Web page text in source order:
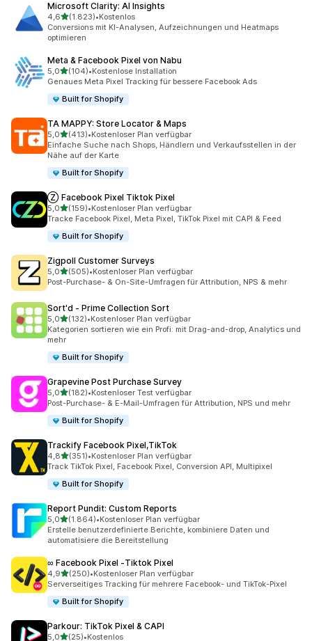
Microsoft Clarity: AI Insights
4,6von 5 Sternen
(1.823)
1823 Rezensionen insgesamt
•Kostenlos
Conversions mit KI-Analysen, Aufzeichnungen und Heatmaps
optimieren
Meta & Facebook Pixel von Nabu
5,0von 5 Sternen
(104)
104 Rezensionen insgesamt
•Kostenlose Installation
Genaues Meta Pixel Tracking für bessere Facebook Ads
Built for Shopify
TA MAPPY: Store Locator & Maps
5,0von 5 Sternen
(413)
413 Rezensionen insgesamt
•Kostenloser Plan verfügbar
Einfache Suche nach Shops, Händlern und Verkaufsstellen in der
Nähe auf der Karte
Built for Shopify
Ⓩ Facebook Pixel Tiktok Pixel
5,0von 5 Sternen
(159)
159 Rezensionen insgesamt
•Kostenloser Plan verfügbar
Tracke Facebook Pixel, Meta Pixel, TikTok Pixel mit CAPI & Feed
Built for Shopify
Zigpoll Customer Surveys
5,0von 5 Sternen
(505)
505 Rezensionen insgesamt
•Kostenloser Plan verfügbar
Post-Purchase- & On-Site-Umfragen für Attribution, NPS & mehr
Sort'd ‑ Prime Collection Sort
5,0von 5 Sternen
(132)
132 Rezensionen insgesamt
•Kostenloser Plan verfügbar
Kategorien sortieren wie ein Profi: mit Drag-and-drop, Analytics und
mehr
Built for Shopify
Grapevine Post Purchase Survey
5,0von 5 Sternen
(182)
182 Rezensionen insgesamt
•Kostenloser Test verfügbar
Post-Purchase- & E-Mail-Umfragen für Attribution, NPS und mehr
Built for Shopify
Trackify Facebook Pixel,TikTok
4,8von 5 Sternen
(351)
351 Rezensionen insgesamt
•Kostenloser Plan verfügbar
Track TikTok Pixel, Facebook Pixel, Conversion API, Multipixel
Built for Shopify
Report Pundit: Custom Reports
5,0von 5 Sternen
(1.864)
1864 Rezensionen insgesamt
•Kostenloser Plan verfügbar
Erstelle benutzerdefinierte Berichte, kombiniere Daten und
automatisiere die Bereitstellung
∞ Facebook Pixel ‑Tiktok Pixel
4,9von 5 Sternen
(250)
250 Rezensionen insgesamt
•Kostenloser Plan verfügbar
Serverseitiges Tracking für mehrere Facebook- und TikTok-Pixel
Built for Shopify
Parkour: TikTok Pixel & CAPI
5,0von 5 Sternen
(25)•Kostenlos